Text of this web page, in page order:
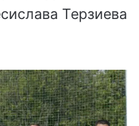
Терзиева